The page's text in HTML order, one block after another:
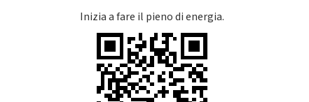
Inizia a fare il pieno di energia.